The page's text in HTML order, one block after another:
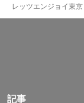
レッツエンジョイ東京
記事